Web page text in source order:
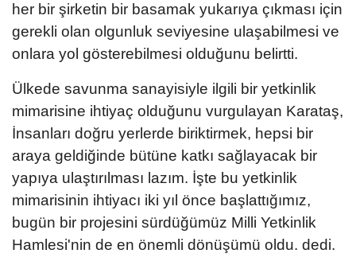
her bir şirketin bir basamak yukarıya çıkması için
gerekli olan olgunluk seviyesine ulaşabilmesi ve
onlara yol gösterebilmesi olduğunu belirtti.
Ülkede savunma sanayisiyle ilgili bir yetkinlik
mimarisine ihtiyaç olduğunu vurgulayan Karataş,
İnsanları doğru yerlerde biriktirmek, hepsi bir
araya geldiğinde bütüne katkı sağlayacak bir
yapıya ulaştırılması lazım. İşte bu yetkinlik
mimarisinin ihtiyacı iki yıl önce başlattığımız,
bugün bir projesini sürdüğümüz Milli Yetkinlik
Hamlesi'nin de en önemli dönüşümü oldu. dedi.